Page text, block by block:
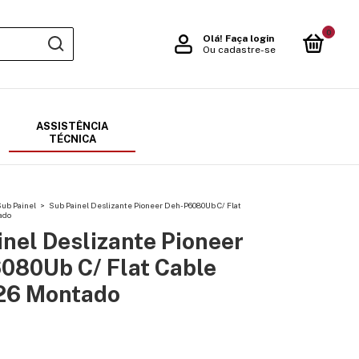
Olá! Faça login
Ou cadastre-se
0
ASSISTÊNCIA
TÉCNICA
Painel > Sub Painel Deslizante Pioneer Deh-P6080Ub C/ Flat
Deslizante Pioneer
C/ Flat Cable
Montado